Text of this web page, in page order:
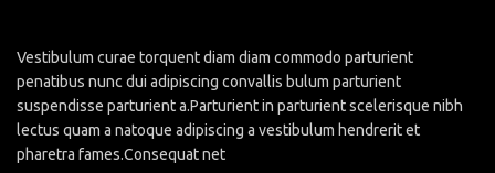
Vestibulum curae torquent diam diam commodo parturient
penatibus nunc dui adipiscing convallis bulum parturient
suspendisse parturient a.Parturient in parturient scelerisque nibh
lectus quam a natoque adipiscing a vestibulum hendrerit et
pharetra fames.Consequat net